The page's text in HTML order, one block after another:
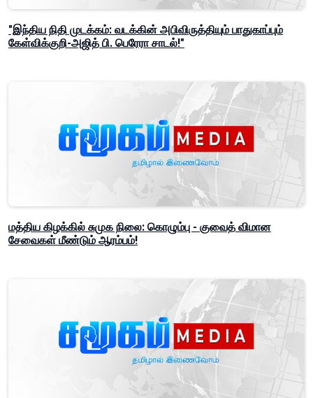
"இந்திய நிதி முடக்கம்: வடக்கின் அபிவிருத்தியும் பாதுகாப்பும்
கேள்விக்குறி-அஜித் பி. பெரேரா சாடல்!"
மத்திய கிழக்கில் சுமுக நிலை: கொழும்பு - குவைத் விமான
சேவைகள் மீண்டும் ஆரம்பம்!